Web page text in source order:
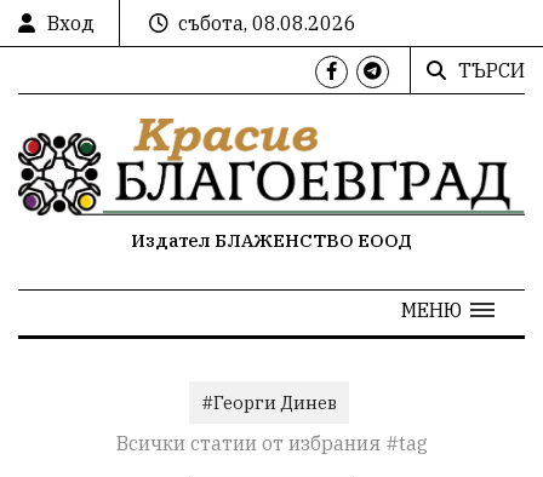
Вход
събота, 08.08.2026
ТЪРСИ
Издател БЛАЖЕНСТВО ЕООД
МЕНЮ
#Георги Динев
Всички статии от избрания #tag